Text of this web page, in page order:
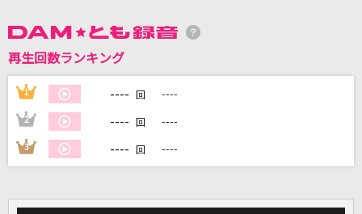
DAMに会員登録・ログインして
カラオケをもっと楽しもう！
自宅でカラオケ歌い放題！
家族や友達と一緒に！練習にも！
再生回数ランキング
1 ---- 回 ----
2 ---- 回 ----
3 ---- 回 ----